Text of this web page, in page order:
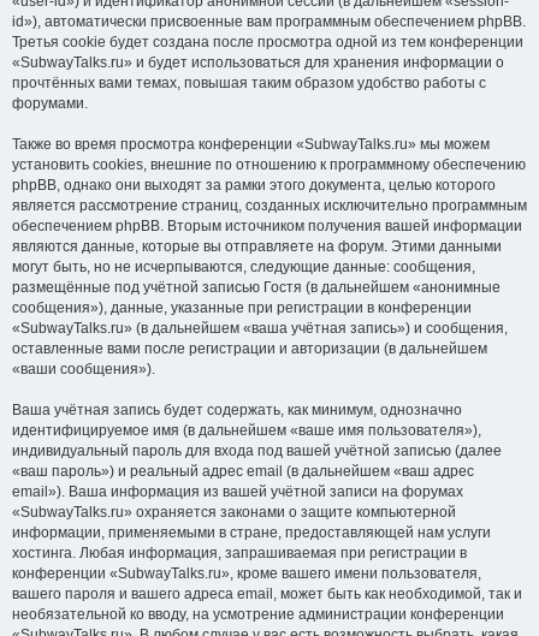
id»), автоматически присвоенные вам программным обеспечением phpBB.
Третья cookie будет создана после просмотра одной из тем конференции
«SubwayTalks.ru» и будет использоваться для хранения информации о
прочтённых вами темах, повышая таким образом удобство работы с
форумами.
Также во время просмотра конференции «SubwayTalks.ru» мы можем
установить cookies, внешние по отношению к программному обеспечению
phpBB, однако они выходят за рамки этого документа, целью которого
является рассмотрение страниц, созданных исключительно программным
обеспечением phpBB. Вторым источником получения вашей информации
являются данные, которые вы отправляете на форум. Этими данными
могут быть, но не исчерпываются, следующие данные: сообщения,
размещённые под учётной записью Гостя (в дальнейшем «анонимные
сообщения»), данные, указанные при регистрации в конференции
«SubwayTalks.ru» (в дальнейшем «ваша учётная запись») и сообщения,
оставленные вами после регистрации и авторизации (в дальнейшем
«ваши сообщения»).
Ваша учётная запись будет содержать, как минимум, однозначно
идентифицируемое имя (в дальнейшем «ваше имя пользователя»),
индивидуальный пароль для входа под вашей учётной записью (далее
«ваш пароль») и реальный адрес email (в дальнейшем «ваш адрес
email»). Ваша информация из вашей учётной записи на форумах
«SubwayTalks.ru» охраняется законами о защите компьютерной
информации, применяемыми в стране, предоставляющей нам услуги
хостинга. Любая информация, запрашиваемая при регистрации в
конференции «SubwayTalks.ru», кроме вашего имени пользователя,
вашего пароля и вашего адреса email, может быть как необходимой, так и
необязательной ко вводу, на усмотрение администрации конференции